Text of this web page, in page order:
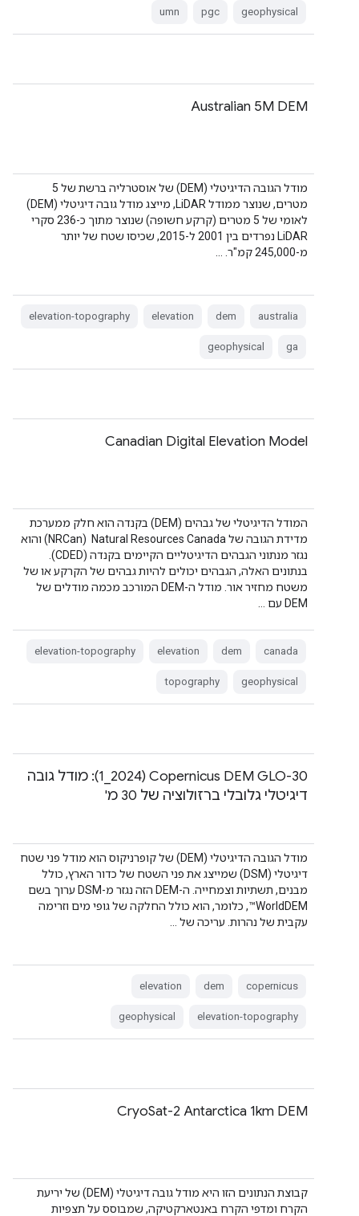
geophysical
pgc
umn
‫Australian 5M DEM
מודל הגובה הדיגיטלי (DEM) של אוסטרליה ברשת של 5
מטרים, שנוצר ממודל LiDAR, מייצג מודל גובה דיגיטלי (DEM)
לאומי של 5 מטרים (קרקע חשופה) שנוצר מתוך כ-236 סקרי
LiDAR נפרדים בין 2001 ל-2015, שכיסו שטח של יותר
מ-245,000 קמ"ר. …
australia
dem
elevation
elevation-topography
ga
geophysical
Canadian Digital Elevation Model
המודל הדיגיטלי של גבהים (DEM) בקנדה הוא חלק ממערכת
מדידת הגובה של Natural Resources Canada ‏ (NRCan) והוא
נגזר מנתוני הגבהים הדיגיטליים הקיימים בקנדה (CDED).
בנתונים האלה, הגבהים יכולים להיות גבהים של הקרקע או של
משטח מחזיר אור. מודל ה-DEM המורכב מכמה מודלים של
DEM עם …
canada
dem
elevation
elevation-topography
geophysical
topography
‫Copernicus DEM GLO-30‏ (2024_1): מודל גובה
דיגיטלי גלובלי ברזולוציה של 30 מ'
מודל הגובה הדיגיטלי (DEM) של קופרניקוס הוא מודל פני שטח
דיגיטלי (DSM) שמייצג את פני השטח של כדור הארץ, כולל
מבנים, תשתיות וצמחייה. ה-DEM הזה נגזר מ-DSM ערוך בשם
WorldDEM™, כלומר, הוא כולל החלקה של גופי מים וזרימה
עקבית של נהרות. עריכה של …
copernicus
dem
elevation
elevation-topography
geophysical
CryoSat-2 Antarctica 1km DEM
קבוצת הנתונים הזו היא מודל גובה דיגיטלי (DEM) של יריעת
הקרח ומדפי הקרח באנטארקטיקה, שמבוסס על תצפיות